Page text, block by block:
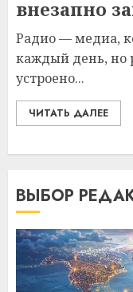
внезапно
Радио — медиа,
каждый день, но
устроено...
ЧИТАТЬ ДАЛЕЕ
ВЫБОР